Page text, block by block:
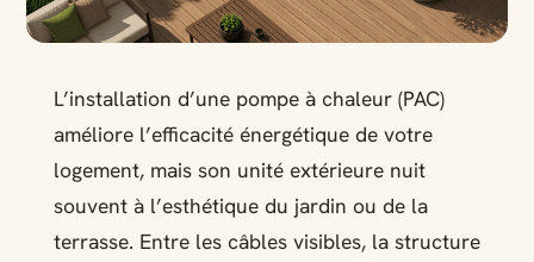
L’installation d’une pompe à chaleur (PAC)
améliore l’efficacité énergétique de votre
logement, mais son unité extérieure nuit
souvent à l’esthétique du jardin ou de la
terrasse. Entre les câbles visibles, la structure